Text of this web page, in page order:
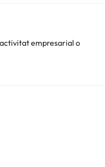
empresarial o